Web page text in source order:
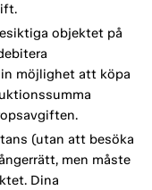
objektet på
möjlighet att köpa
(utan att besöka
men måste
Dina